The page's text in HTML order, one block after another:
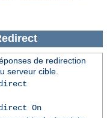
de redirection
serveur cible.
On